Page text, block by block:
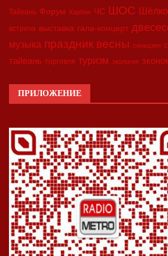
Тайвань Форум Харбин ЧС ШОС
встреча выставка гала-концерт
музыка праздник весны синьцзян
тайвань торговля туризм экология
ПРИЛОЖЕНИЕ